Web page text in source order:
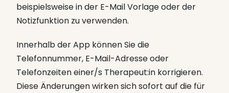
beispielsweise in der E-Mail Vorlage oder der
Notizfunktion zu verwenden.
Innerhalb der App können Sie die
Telefonnummer, E-Mail-Adresse oder
Telefonzeiten einer/s Therapeut:in korrigieren.
Diese Änderungen wirken sich sofort auf die für